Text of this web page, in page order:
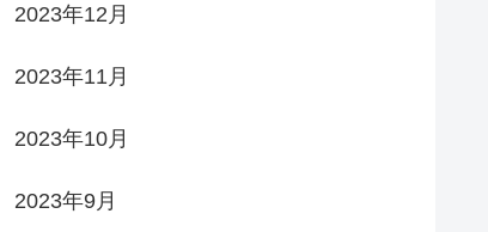
2023年12月
2023年11月
2023年10月
2023年9月